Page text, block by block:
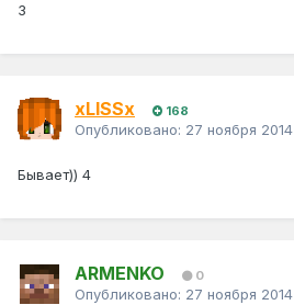
3
xLISSx 168
Опубликовано: 27 ноября 2014
Бывает)) 4
ARMENKO 0
Опубликовано: 27 ноября 2014